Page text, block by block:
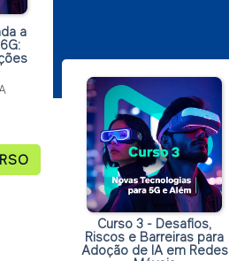
a
Curso 3 - Desafios,
Riscos e Barreiras para
Adoção de IA em Redes